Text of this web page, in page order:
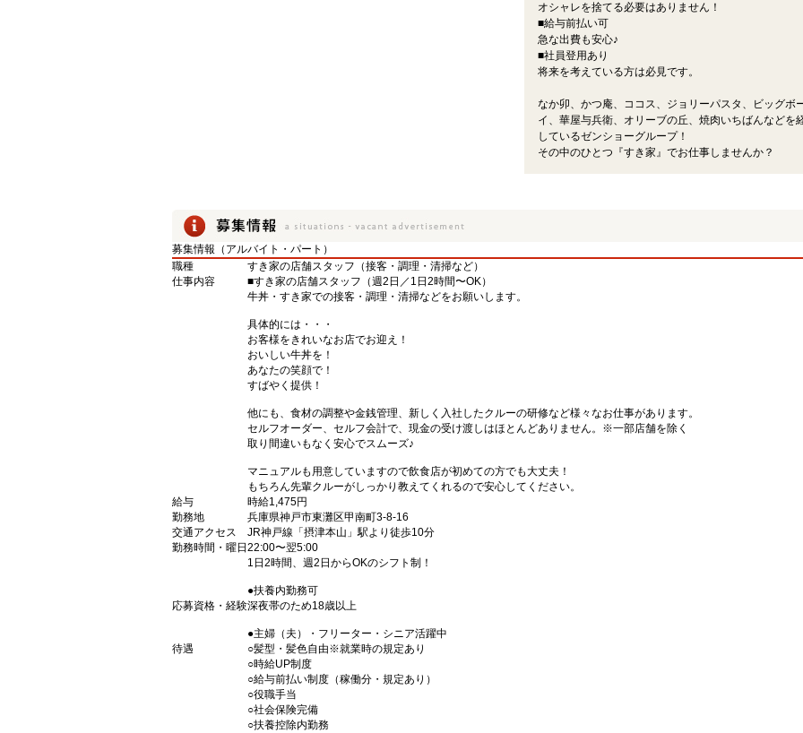
オシャレを捨てる必要はありません！
■給与前払い可
急な出費も安心♪
■社員登用あり
将来を考えている方は必見です。
なか卯、かつ庵、ココス、ジョリーパスタ、ビッグボ
イ、華屋与兵衛、オリーブの丘、焼肉いちばんなどを
しているゼンショーグループ！
その中のひとつ『すき家』でお仕事しませんか？
募集情報（アルバイト・パート）
職種
すき家の店舗スタッフ（接客・調理・清掃など）
仕事内容
■すき家の店舗スタッフ（週2日／1日2時間〜OK）
牛丼・すき家での接客・調理・清掃などをお願いします。
具体的には・・・
お客様をきれいなお店でお迎え！
おいしい牛丼を！
あなたの笑顔で！
すばやく提供！
他にも、食材の調整や金銭管理、新しく入社したクルーの研修など様々なお仕事があります。
セルフオーダー、セルフ会計で、現金の受け渡しはほとんどありません。※一部店舗を除く
取り間違いもなく安心でスムーズ♪
マニュアルも用意していますので飲食店が初めての方でも大丈夫！
もちろん先輩クルーがしっかり教えてくれるので安心してください。
給与
時給1,475円
勤務地
兵庫県神戸市東灘区甲南町3-8-16
交通アクセス
JR神戸線「摂津本山」駅より徒歩10分
勤務時間・曜日 22:00〜翌5:00
1日2時間、週2日からOKのシフト制！
●扶養内勤務可
応募資格・経験深夜帯のため18歳以上
●主婦（夫）・フリーター・シニア活躍中
待遇
○髪型・髪色自由※就業時の規定あり
○時給UP制度
○給与前払い制度（稼働分・規定あり）
○役職手当
○社会保険完備
○扶養控除内勤務